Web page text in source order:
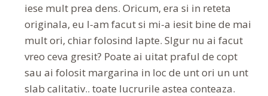
iese mult prea dens. Oricum, era si in reteta
originala, eu l-am facut si mi-a iesit bine de mai
mult ori, chiar folosind lapte. SIgur nu ai facut
vreo ceva gresit? Poate ai uitat praful de copt
sau ai folosit margarina in loc de unt ori un unt
slab calitativ.. toate lucrurile astea conteaza.